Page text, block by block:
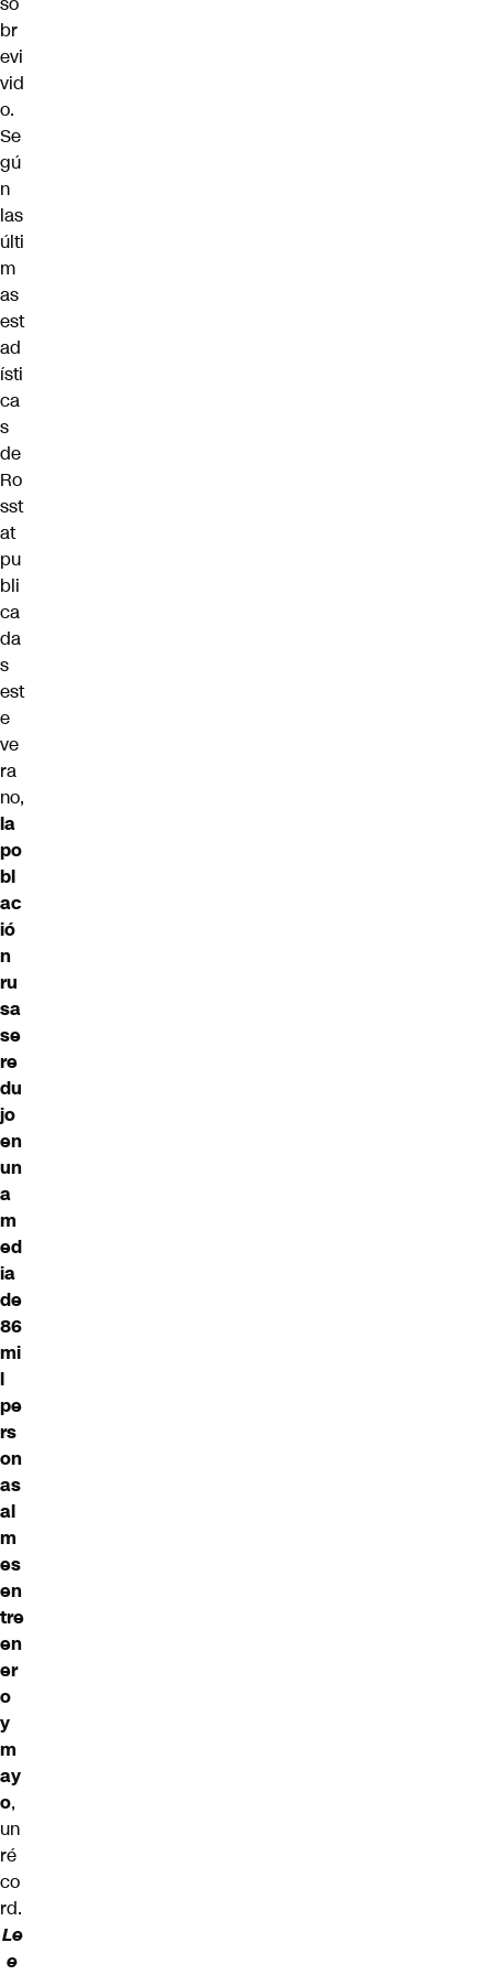
br
evi
vid
o.
Se
gú
n
las
últi
m
as
est
ad
ísti
ca
s
de
Ro
sst
at
pu
bli
ca
da
s
est
e
ve
ra
no,
la
po
bl
ac
ió
n
ru
sa
se
re
du
jo
en
un
a
m
ed
ia
de
86
mi
l
pe
rs
on
as
al
m
es
en
tre
en
er
o
y
m
ay
o,
un
ré
co
rd.
Le
e